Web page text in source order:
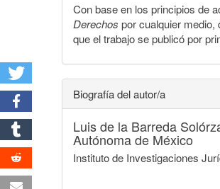
Con base en los principios de
Derechos por cualquier
que el trabajo se publicó por
Biografía del autor/a
Luis de la Barreda
Autónoma de México
Instituto de Investigaciones